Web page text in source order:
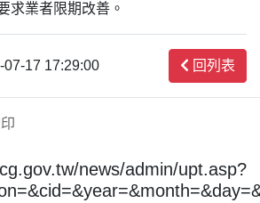
求業者限期改善。
07-17 17:29:00 回列表
news/admin/upt.asp?